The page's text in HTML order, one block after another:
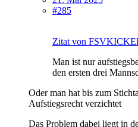
#285
Zitat von
Man ist nur
den ersten drei
Oder man hat bis zum
Aufstiegsrecht verzichtet
Das Problem dabei liegt in